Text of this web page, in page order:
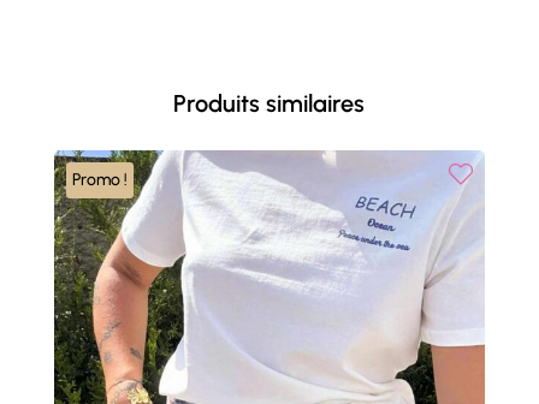
Produits similaires
Promo !